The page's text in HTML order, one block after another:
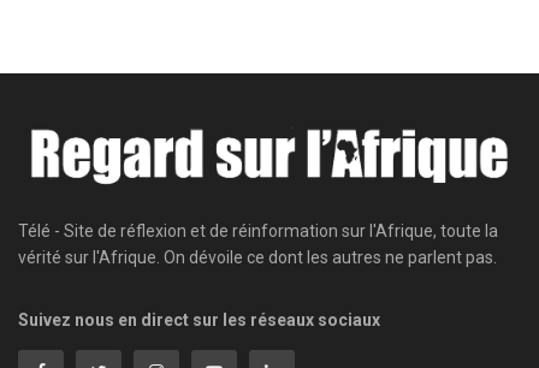
Télé - Site de réflexion et de réinformation sur l'Afrique, toute la
vérité sur l'Afrique. On dévoile ce dont les autres ne parlent pas.
Suivez nous en direct sur les réseaux sociaux